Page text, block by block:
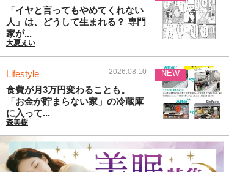
「イヤと言ってもやめてくれない
人」は、どうして生まれる？ 専門
家が...
大夏えい
Lifestyle 2026.08.10
食費が月3万円変わることも。
「お金が貯まらない家」の冷蔵庫
に入って...
森美樹
NEW